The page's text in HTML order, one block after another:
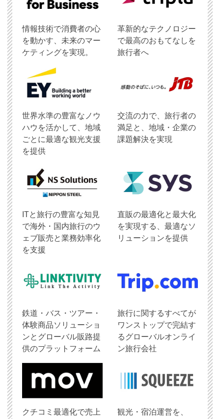
情報技術で消費者の心
を動かす、未来のマー
ケティングを実現。
革新的なテクノロジー
で最高のおもてなしを
旅行者へ
世界水準の豊富なノウ
ハウを活かして、地域
ごとに最適な観光支援
を提供
交流の力で、旅行者の
満足と、地域・企業の
課題解決を実現
ITと旅行の豊富な知見
で海外・国内旅行のウ
ェブ販売と業務効率化
を支援
直販の最適化と最大化
を実現する、最適なソ
リューションを提供
鉄道・バス・ツアー・
体験商品ソリューショ
ンとグローバル販路提
供のプラットフォーム
旅行に関するすべてが
ワンストップで完結す
るグローバルオンライ
ン旅行会社
クチコミ最適化で売上 観光・宿泊運営を、